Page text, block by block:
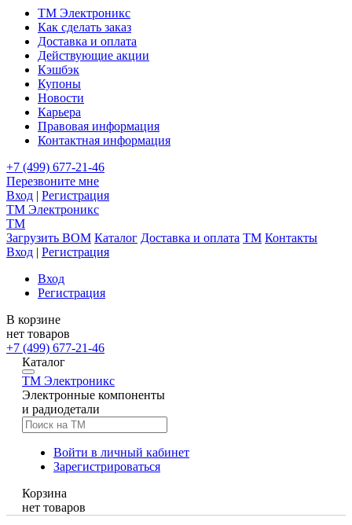
TM Электроникс
Как сделать заказ
Доставка и оплата
Действующие акции
Кэшбэк
Купоны
Новости
Карьера
Правовая информация
Контактная информация
+7 (499) 677-21-46
Перезвоните мне
Вход | Регистрация
TM Электроникс
TM
Загрузить BOM Каталог Доставка и оплата TM Контакты
Вход | Регистрация
Вход
Регистрация
В корзине
нет товаров
+7 (499) 677-21-46
Каталог
TM Электроникс
Электронные компоненты
и радиодетали
Войти в личный кабинет
Зарегистрироваться
Корзина
нет товаров